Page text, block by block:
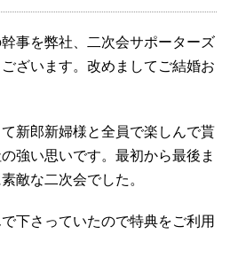
事を弊社、二次会サポーターズ
ざいます。改めましてご結婚お
て新郎新婦様と全員で楽しんで貰
強い思いです。最初から最後ま
敵な二次会でした。
下さっていたので特典をご利用